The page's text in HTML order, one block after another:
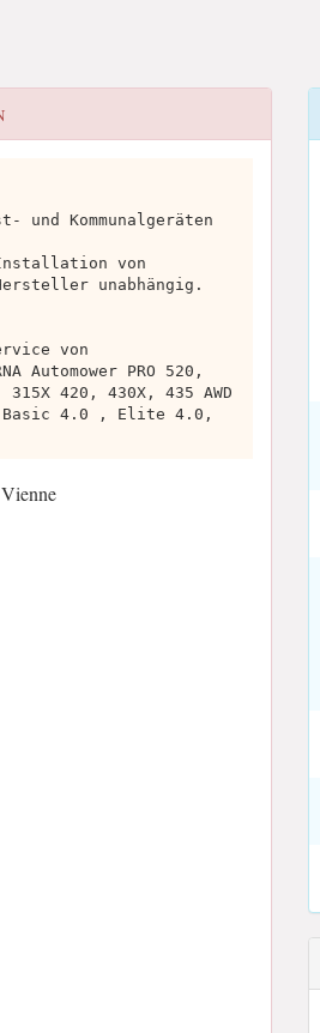
Kommunalgeräten
von
unabhängig.
von
Automower PRO 520,
315X 420, 430X, 435 AWD
Basic 4.0 , Elite 4.0,